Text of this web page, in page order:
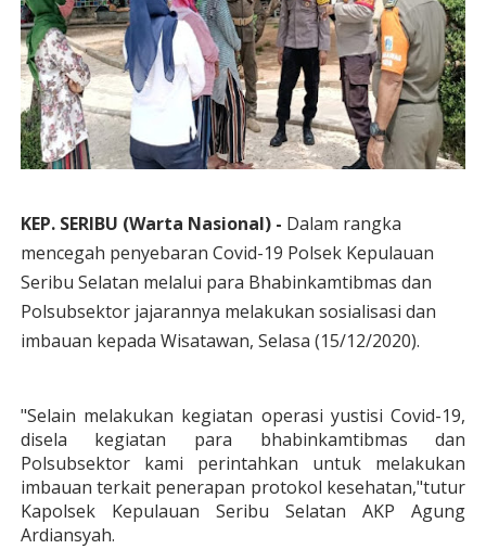
KEP. SERIBU (Warta Nasional) - Dalam rangka
mencegah penyebaran Covid-19 Polsek Kepulauan
Seribu Selatan melalui para Bhabinkamtibmas dan
Polsubsektor jajarannya melakukan sosialisasi dan
imbauan kepada Wisatawan, Selasa (15/12/2020).
"Selain melakukan kegiatan operasi yustisi Covid-19,
disela kegiatan para bhabinkamtibmas dan
Polsubsektor kami perintahkan untuk melakukan
imbauan terkait penerapan protokol kesehatan,"tutur
Kapolsek Kepulauan Seribu Selatan AKP Agung
Ardiansyah.